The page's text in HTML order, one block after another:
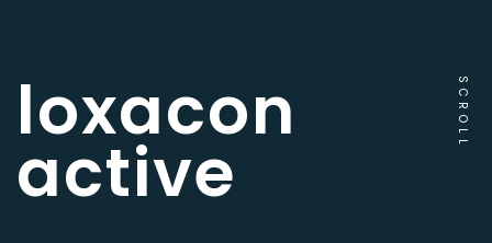
loxacon
active
SCROLL